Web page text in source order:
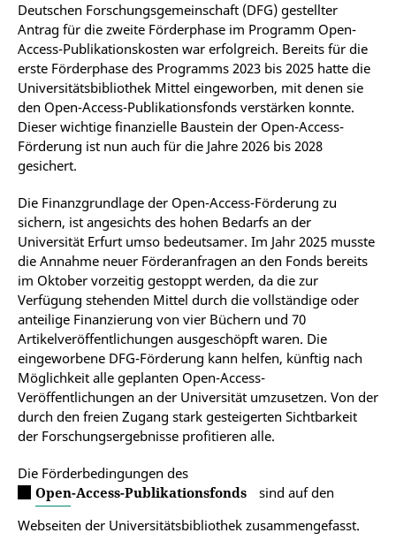
Deutschen Forschungsgemeinschaft (DFG) gestellter
Antrag für die zweite Förderphase im Programm Open-
Access-Publikationskosten war erfolgreich. Bereits für die
erste Förderphase des Programms 2023 bis 2025 hatte die
Universitätsbibliothek Mittel eingeworben, mit denen sie
den Open-Access-Publikationsfonds verstärken konnte.
Dieser wichtige finanzielle Baustein der Open-Access-
Förderung ist nun auch für die Jahre 2026 bis 2028
gesichert.
Die Finanzgrundlage der Open-Access-Förderung zu
sichern, ist angesichts des hohen Bedarfs an der
Universität Erfurt umso bedeutsamer. Im Jahr 2025 musste
die Annahme neuer Förderanfragen an den Fonds bereits
im Oktober vorzeitig gestoppt werden, da die zur
Verfügung stehenden Mittel durch die vollständige oder
anteilige Finanzierung von vier Büchern und 70
Artikelveröffentlichungen ausgeschöpft waren. Die
eingeworbene DFG-Förderung kann helfen, künftig nach
Möglichkeit alle geplanten Open-Access-
Veröffentlichungen an der Universität umzusetzen. Von der
durch den freien Zugang stark gesteigerten Sichtbarkeit
der Forschungsergebnisse profitieren alle.
Die Förderbedingungen des
Open-Access-Publikationsfonds
sind auf den
Webseiten der Universitätsbibliothek zusammengefasst.